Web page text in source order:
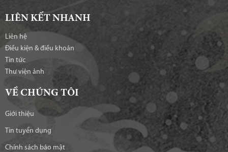
LIÊN KẾT NHANH
Liên hệ
Điều kiện & điều khoản
Tin tức
Thư viện ảnh
VỀ CHÚNG TÔI
Giới thiệu
Tin tuyển dụng
Chính sách bảo mật